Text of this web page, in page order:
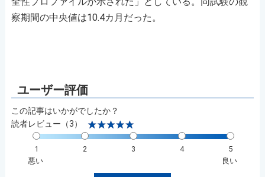
察期間の中央値は10.4カ月だった。
この記事はいかがでしたか？
読者レビュー（3）
1 2 3 4
5
悪い
良い